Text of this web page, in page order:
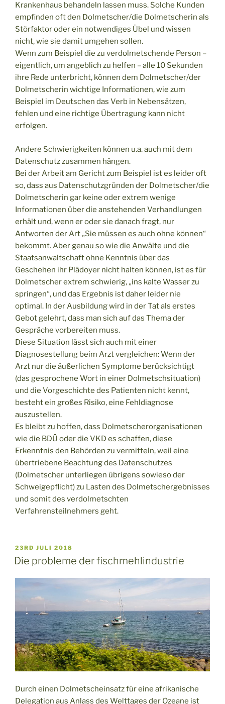
Krankenhaus behandeln lassen muss. Solche Kunden
empfinden oft den Dolmetscher/die Dolmetscherin als
Störfaktor oder ein notwendiges Übel und wissen
nicht, wie sie damit umgehen sollen.
Wenn zum Beispiel die zu verdolmetschende Person –
eigentlich, um angeblich zu helfen – alle 10 Sekunden
ihre Rede unterbricht, können dem Dolmetscher/der
Dolmetscherin wichtige Informationen, wie zum
Beispiel im Deutschen das Verb in Nebensätzen,
fehlen und eine richtige Übertragung kann nicht
erfolgen.
Andere Schwierigkeiten können u.a. auch mit dem
Datenschutz zusammen hängen.
Bei der Arbeit am Gericht zum Beispiel ist es leider oft
so, dass aus Datenschutzgründen der Dolmetscher/die
Dolmetscherin gar keine oder extrem wenige
Informationen über die anstehenden Verhandlungen
erhält und, wenn er oder sie danach fragt, nur
Antworten der Art „Sie müssen es auch ohne können“
bekommt. Aber genau so wie die Anwälte und die
Staatsanwaltschaft ohne Kenntnis über das
Geschehen ihr Plädoyer nicht halten können, ist es für
Dolmetscher extrem schwierig, „ins kalte Wasser zu
springen“, und das Ergebnis ist daher leider nie
optimal. In der Ausbildung wird in der Tat als erstes
Gebot gelehrt, dass man sich auf das Thema der
Gespräche vorbereiten muss.
Diese Situation lässt sich auch mit einer
Diagnosestellung beim Arzt vergleichen: Wenn der
Arzt nur die äußerlichen Symptome berücksichtigt
(das gesprochene Wort in einer Dolmetschsituation)
und die Vorgeschichte des Patienten nicht kennt,
besteht ein großes Risiko, eine Fehldiagnose
auszustellen.
Es bleibt zu hoffen, dass Dolmetscherorganisationen
wie die BDÜ oder die VKD es schaffen, diese
Erkenntnis den Behörden zu vermitteln, weil eine
übertriebene Beachtung des Datenschutzes
(Dolmetscher unterliegen übrigens sowieso der
Schweigepflicht) zu Lasten des Dolmetschergebnisses
und somit des verdolmetschten
Verfahrensteilnehmers geht.
VERÖFFENTLICHT
AM
23RD JULI 2018
Die probleme der fischmehlindustrie
Durch einen Dolmetscheinsatz für eine afrikanische
Delegation aus Anlass des Welttages der Ozeane ist